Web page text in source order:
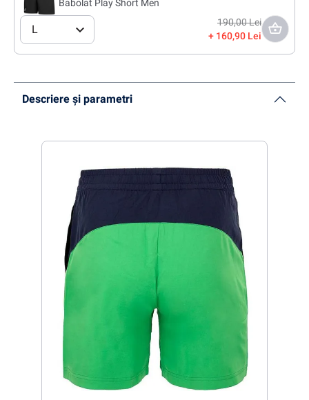
Babolat Play Short Men
L
190,00 Lei
160,90 Lei
Descriere și parametri